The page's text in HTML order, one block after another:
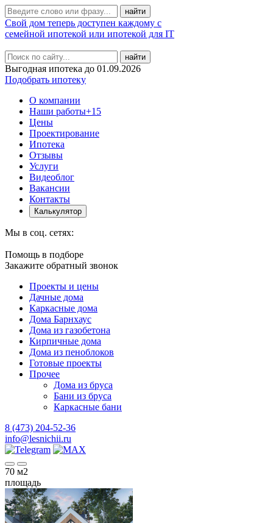
Свой дом теперь доступен каждому с
семейной ипотекой или ипотекой для IT
найти
Выгодная ипотека до 01.09.2026
Подобрать ипотеку
О компании
Наши работы+15
Цены
Проектирование
Ипотека
Отзывы
Услуги
Видеоблог
Вакансии
Контакты
Калькулятор
Мы в соц. сетях:
Помощь в подборе
Закажите обратный звонок
Проекты и цены
Дачные дома
Каркасные дома
Дома Барнхаус
Дома из газобетона
Кирпичные дома
Дома из пеноблоков
Готовые проекты
Прочее
Дома из бруса
Бани из бруса
Каркасные бани
8 (473) 204-52-36
info@lesnichii.ru
70 м2
площадь